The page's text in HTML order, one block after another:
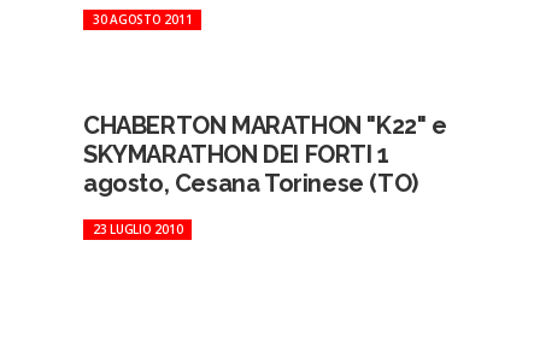
30 AGOSTO 2011
CHABERTON MARATHON "K22" e
SKYMARATHON DEI FORTI 1
agosto, Cesana Torinese (TO)
23 LUGLIO 2010